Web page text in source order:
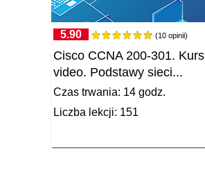
5.90 (10 opinii)
Cisco CCNA 200-301. Kurs
video. Podstawy sieci...
Czas trwania: 14 godz.
Liczba lekcji: 151